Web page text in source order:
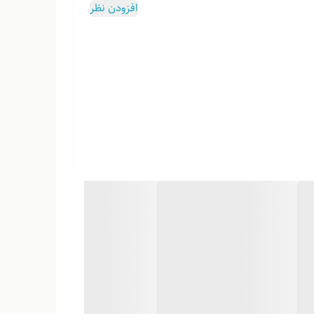
هست
افزودن نظر